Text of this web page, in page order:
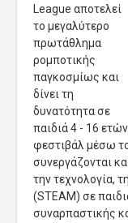
League αποτελεί
το μεγαλύτερο
πρωτάθλημα
ρομποτικής
παγκοσμίως και
δίνει τη
δυνατότητα σε
παιδιά 4 - 16
φεστιβάλ μέσω
συνεργάζονται
την τεχνολογία,
(STEAM) σε
συναρπαστικής